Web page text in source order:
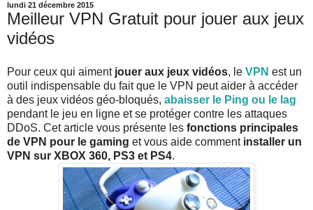
lundi 21 décembre 2015
Meilleur VPN Gratuit pour jouer aux jeux
vidéos
Pour ceux qui aimentjouer aux jeux vidéos, le VPN est un
outil indispensable du fait que le VPN peut aider à accéder
à des jeux vidéos géo-bloqués, abaisser le Ping ou le lag
pendant le jeu en ligne et se protéger contre les attaques
DDoS. Cet article vous présente les fonctions principales
de VPN pour le gaming et vous aide commentinstaller un
VPN sur XBOX 360, PS3 et PS4.